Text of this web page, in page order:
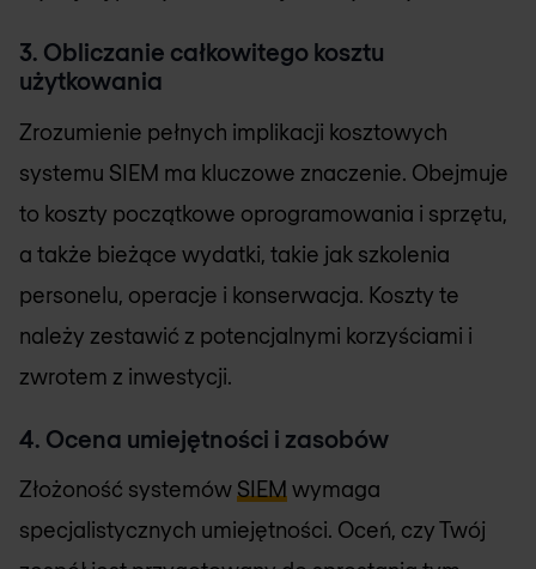
3. Obliczanie całkowitego kosztu
użytkowania
Zrozumienie pełnych implikacji kosztowych
systemu SIEM ma kluczowe znaczenie. Obejmuje
to koszty początkowe oprogramowania i sprzętu,
a także bieżące wydatki, takie jak szkolenia
personelu, operacje i konserwacja. Koszty te
należy zestawić z potencjalnymi korzyściami i
zwrotem z inwestycji.
4. Ocena umiejętności i zasobów
Złożoność systemów SIEM wymaga
specjalistycznych umiejętności. Oceń, czy Twój